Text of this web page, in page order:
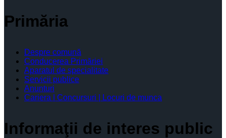
Primăria
Despre comună
Conducerea Primăriei
Aparatul de specialitate
Servicii publice
Anunturi
Cariera | Concursuri | Locuri de munca
Informaţii de interes public